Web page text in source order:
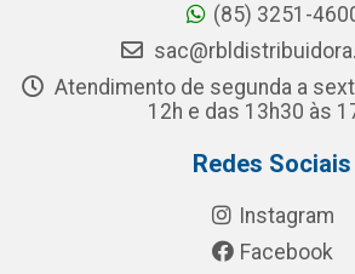
(85) 3251-
Atendimento de segunda a
12h e das 13h30 às
Redes Sociais
Instagram
Facebook